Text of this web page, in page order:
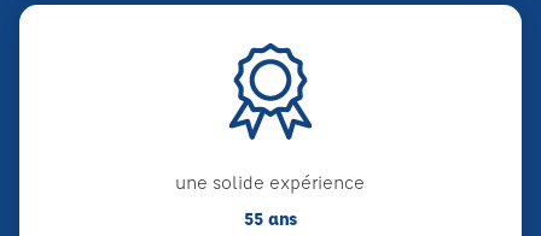
une solide expérience
55 ans